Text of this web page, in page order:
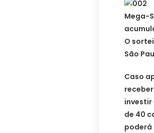
Mega-
O
São
Caso
investir
de 40
poderá